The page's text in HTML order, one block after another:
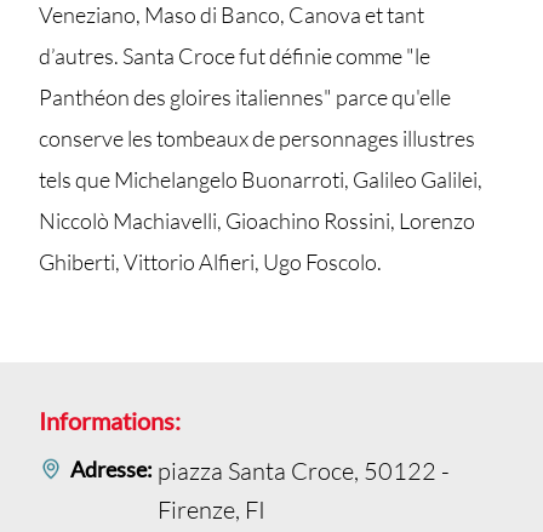
Veneziano, Maso di Banco, Canova et tant
d’autres. Santa Croce fut définie comme "le
Panthéon des gloires italiennes" parce qu'elle
conserve les tombeaux de personnages illustres
tels que Michelangelo Buonarroti, Galileo Galilei,
Niccolò Machiavelli, Gioachino Rossini, Lorenzo
Ghiberti, Vittorio Alfieri, Ugo Foscolo.
Informations:
Adresse: piazza Santa Croce, 50122 -
Firenze, FI